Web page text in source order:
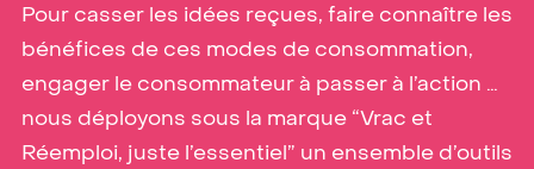
Pour casser les idées reçues, faire connaître les
bénéfices de ces modes de consommation,
engager le consommateur à passer à l’action …
nous déployons sous la marque “Vrac et
Réemploi, juste l’essentiel” un ensemble d’outils